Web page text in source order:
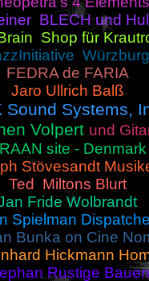
BLECH und
Shop für
Würzburg
FEDRA de FARIA
Jaro Ullrich Balß
Sound Systems,
Volpert und
site - Denmark
Stövesandt
Ted Miltons Blurt
Fride Wolbrandt
Spielman
Bunka on Cine
Hickmann
Rustige Bauen